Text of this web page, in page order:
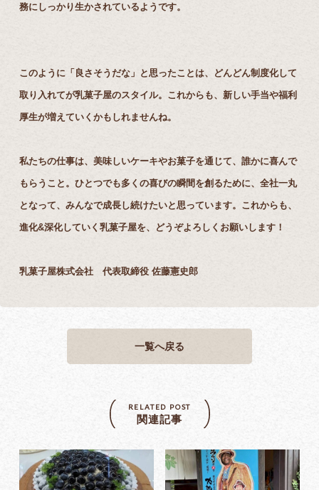
務にしっかり生かされているようです。
このように「良さそうだな」と思ったことは、どんどん制度化して
取り入れてが乳菓子屋のスタイル。これからも、新しい手当や福利
厚生が増えていくかもしれませんね。
私たちの仕事は、美味しいケーキやお菓子を通じて、誰かに喜んで
もらうこと。ひとつでも多くの喜びの瞬間を創るために、全社一丸
となって、みんなで成長し続けたいと思っています。これからも、
進化&深化していく乳菓子屋を、どうぞよろしくお願いします！
乳菓子屋株式会社 代表取締役 佐藤憲史郎
一覧へ戻る
RELATED POST
関連記事